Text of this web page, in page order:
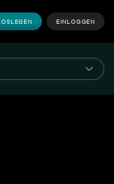
EINLOGGEN